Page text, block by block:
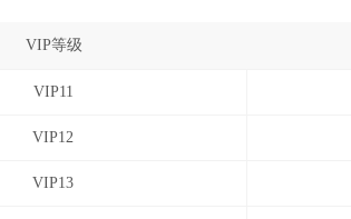
VIP等级
VIP11
VIP12
VIP13